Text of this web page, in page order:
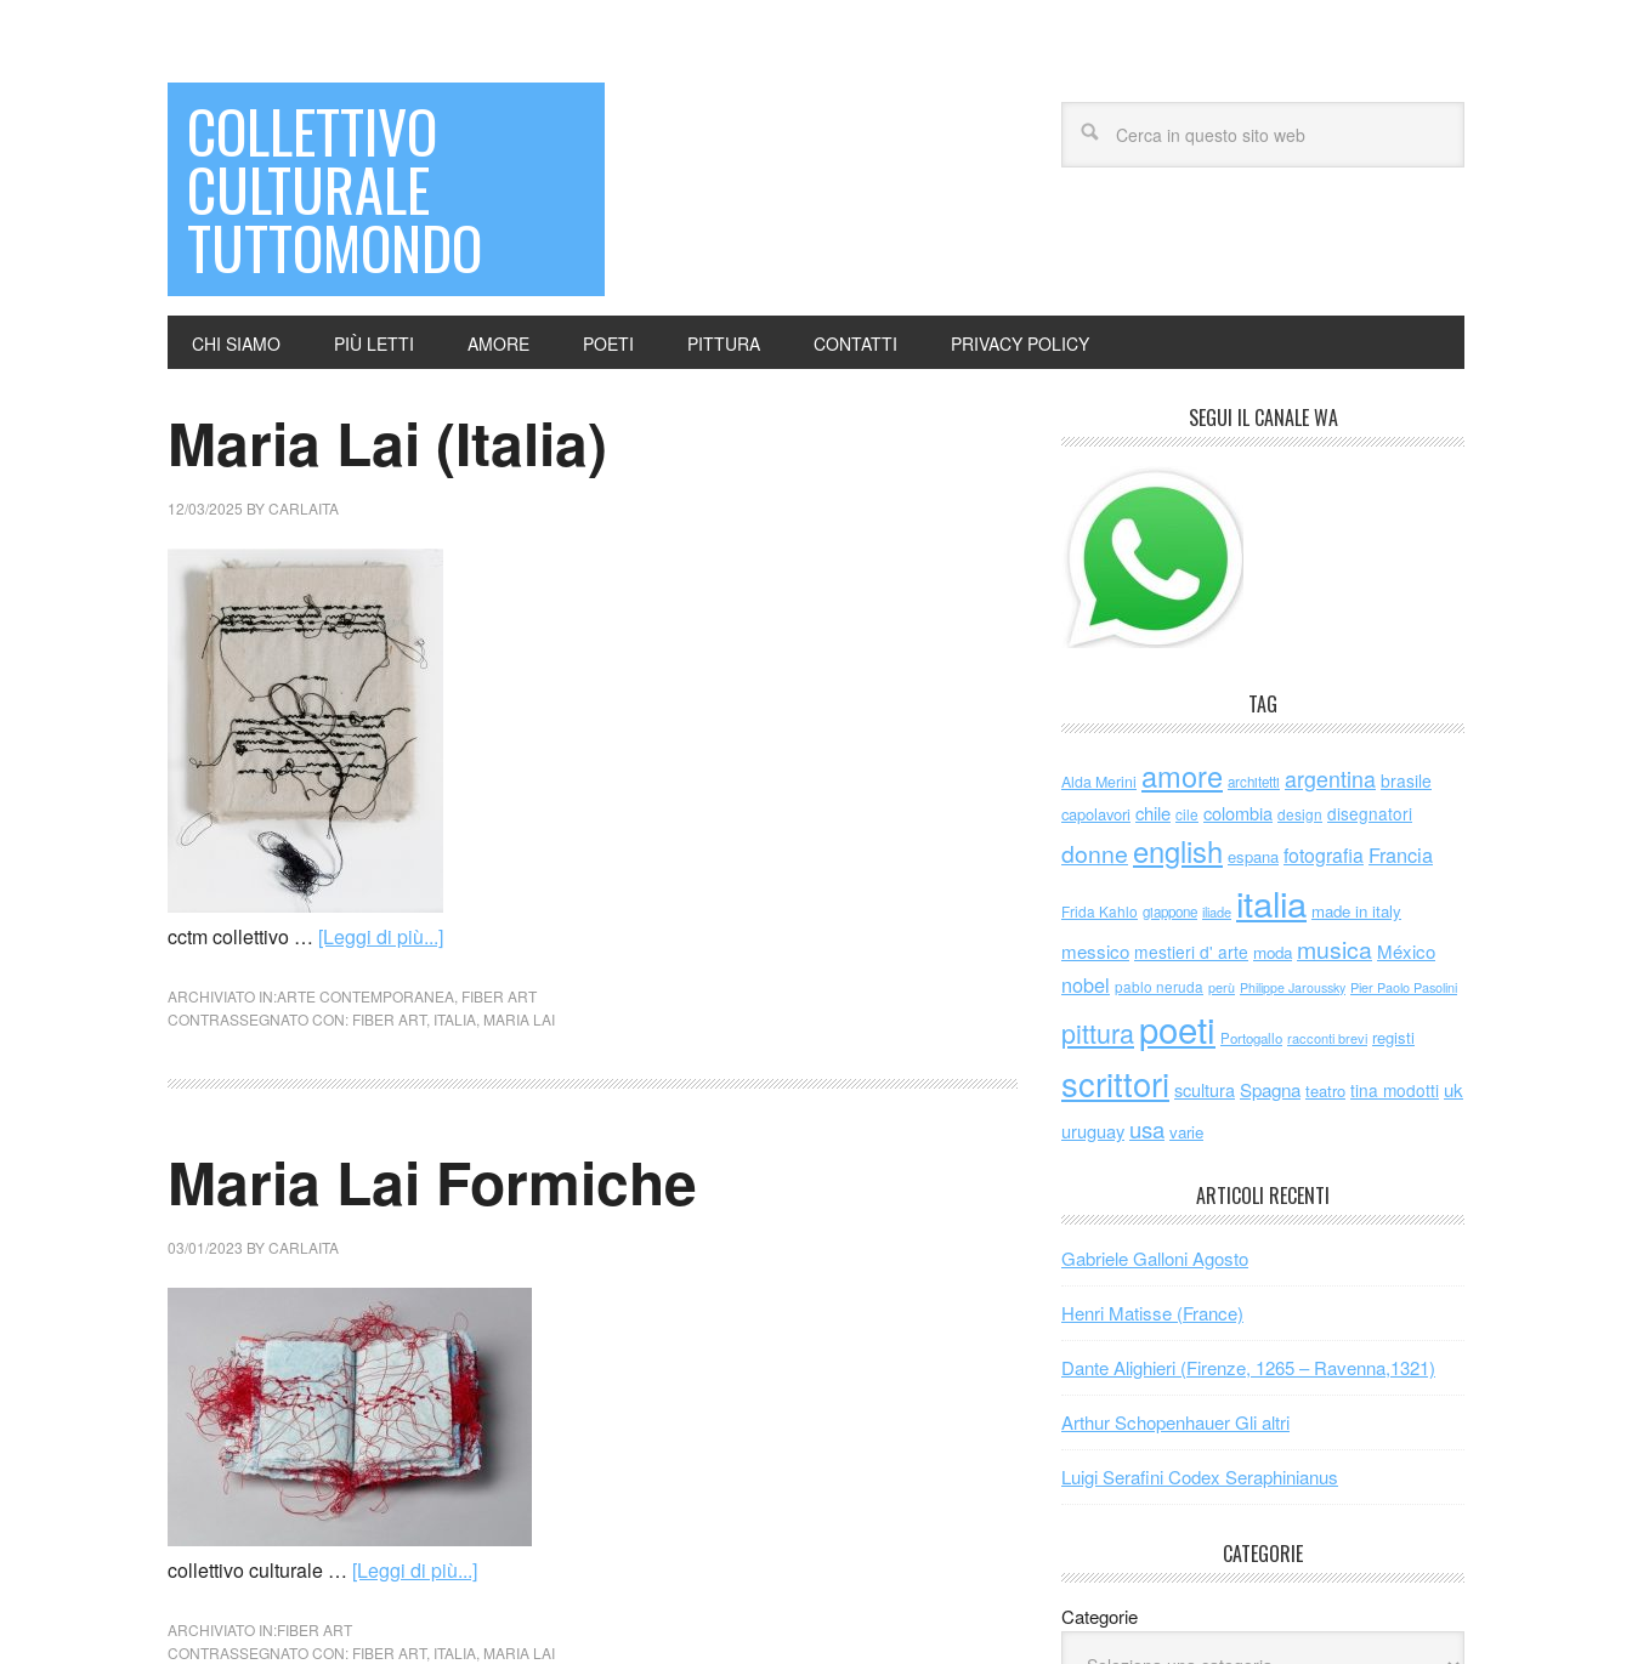
COLLETTIVO
CULTURALE
TUTTOMONDO
CHI SIAMO PIÙ LETTI AMORE POETI PITTURA CONTATTI PRIVACY POLICY
Maria Lai (Italia)
12/03/2025 BYCARLAITA
cctm collettivo … [Leggi di più...]
ARCHIVIATO IN:ARTE CONTEMPORANEA FIBER ART
CONTRASSEGNATO CON: FIBER ART, ITALIA MARIA LAI
Maria Lai Formiche
03/01/2023 BYCARLAITA
collettivo culturale … [Leggi di più...]
ARCHIVIATO IN:FIBER ART
CONTRASSEGNATO CON: FIBER ART, ITALIA MARIA LAI
SEGUI IL CANALE WA
TAG
Alda Merini amore architetti argentina brasile
capolavori chile cile colombia design disegnatori
donne english espana fotografia Francia
Frida Kahlo giappone iliade italia made in italy
messico mestieri d' arte moda musica México
nobel pablo neruda perù Philippe Jaroussky Pier Paolo Pasolini
pitturapoeti Portogallo racconti brevi registi
scrittori scultura Spagna teatro tina modotti uk
uruguay usa varie
ARTICOLI RECENTI
Gabriele Galloni Agosto
Henri Matisse (France)
Dante Alighieri (Firenze, 1265 – Ravenna,1321)
Arthur Schopenhauer Gli altri
Luigi Serafini Codex Seraphinianus
CATEGORIE
Categorie